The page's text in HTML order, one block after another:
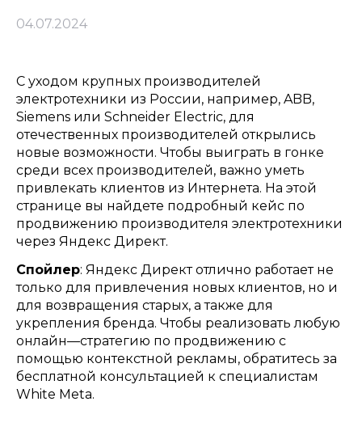
04.07.2024
С уходом крупных производителей
электротехники из России, например, ABB,
Siemens или Schneider Electric, для
отечественных производителей открылись
новые возможности. Чтобы выиграть в гонке
среди всех производителей, важно уметь
привлекать клиентов из Интернета. На этой
странице вы найдете подробный кейс по
продвижению производителя электротехники
через Яндекс Директ.
Спойлер: Яндекс Директ отлично работает не
только для привлечения новых клиентов, но и
для возвращения старых, а также для
укрепления бренда. Чтобы реализовать любую
онлайн—стратегию по продвижению с
помощью контекстной рекламы, обратитесь за
бесплатной консультацией к специалистам
White Meta.